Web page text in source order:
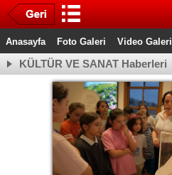
Anasayfa Foto Galeri Video Galeri
KÜLTÜR VE SANAT Haberleri